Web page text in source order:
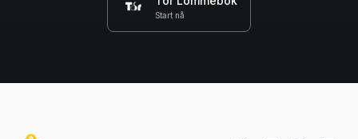
Start nå